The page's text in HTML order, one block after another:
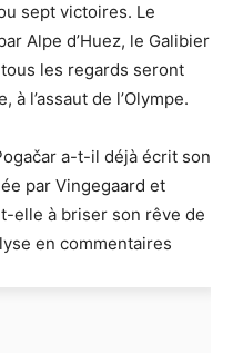
sept victoires. Le
Alpe d’Huez, le Galibier
les regards seront
l’assaut de l’Olympe.
a-t-il déjà écrit son
par Vingegaard et
elle à briser son rêve de
en commentaires